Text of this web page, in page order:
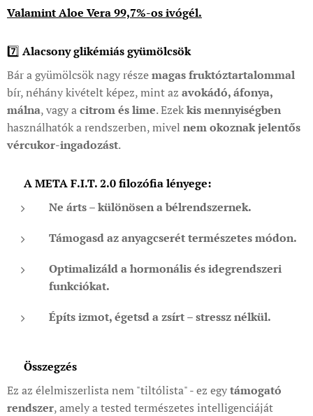
Valamint Aloe Vera 99,7%-os ivógél.
7️⃣ Alacsony glikémiás gyümölcsök
Bár a gyümölcsök nagy részemagas fruktóztartalommal
bír, néhány kivételt képez, mint az avokádó, áfonya,
málna, vagy acitrom és lime. Ezekkis mennyiségben
használhatók a rendszerben, mivel nem okoznak jelentős
vércukor-ingadozást.
🧠 A META F.I.T. 2.0 filozófia lényege:
Ne árts – különösen a bélrendszernek.
Támogasd az anyagcserét természetes módon.
Optimalizáld a hormonális és idegrendszeri
funkciókat.
Építs izmot, égetsd a zsírt – stressz nélkül.
💬 Összegzés
Ez az élelmiszerlista nem "tiltólista" - ez egytámogató
rendszer, amely a tested természetes intelligenciáját